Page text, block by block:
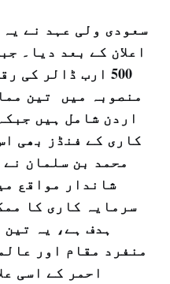
سعودی ولی عہد نے
اعلان کے بعد دیا۔
500 ارب ڈالر
منصوبہ میں تین
اردن شامل ہیں
کاری کے فنڈز بھی
محمد بن سلمان
شاندار مواقع
ہدف ہے، یہ
احمر کے اسی